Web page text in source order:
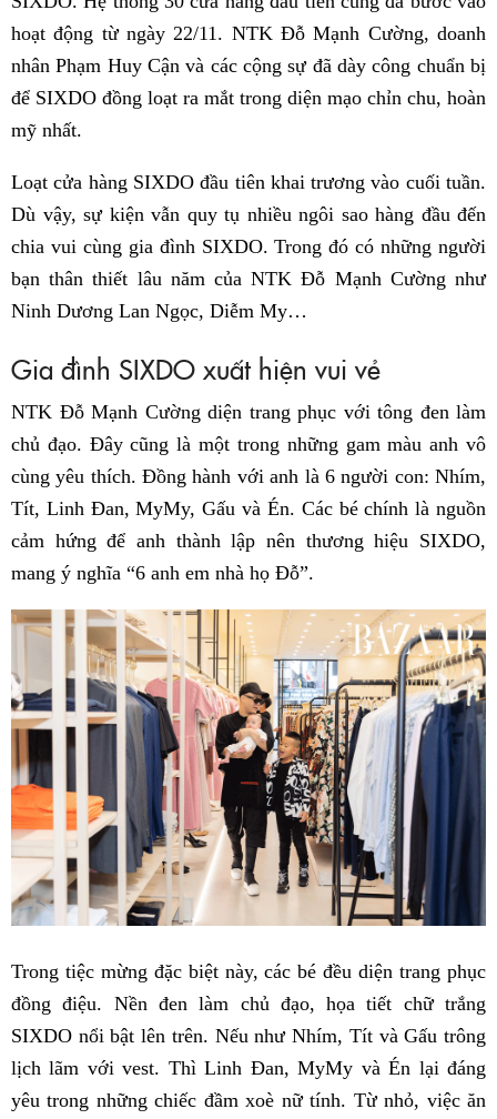
hoạt động từ ngày 22/11. NTK Đỗ Mạnh Cường, doanh
nhân Phạm Huy Cận và các cộng sự đã dày công chuẩn bị
để SIXDO đồng loạt ra mắt trong diện mạo chỉn chu, hoàn
mỹ nhất.
Loạt cửa hàng SIXDO đầu tiên khai trương vào cuối tuần.
Dù vậy, sự kiện vẫn quy tụ nhiều ngôi sao hàng đầu đến
chia vui cùng gia đình SIXDO. Trong đó có những người
bạn thân thiết lâu năm của NTK Đỗ Mạnh Cường như
Ninh Dương Lan Ngọc, Diễm My…
Gia đình SIXDO xuất hiện vui vẻ
NTK Đỗ Mạnh Cường diện trang phục với tông đen làm
chủ đạo. Đây cũng là một trong những gam màu anh vô
cùng yêu thích. Đồng hành với anh là 6 người con: Nhím,
Tít, Linh Đan, MyMy, Gấu và Én. Các bé chính là nguồn
cảm hứng để anh thành lập nên thương hiệu SIXDO,
mang ý nghĩa “6 anh em nhà họ Đỗ”.
Trong tiệc mừng đặc biệt này, các bé đều diện trang phục
đồng điệu. Nền đen làm chủ đạo, họa tiết chữ trắng
SIXDO nổi bật lên trên. Nếu như Nhím, Tít và Gấu trông
lịch lãm với vest. Thì Linh Đan, MyMy và Én lại đáng
yêu trong những chiếc đầm xoè nữ tính. Từ nhỏ, việc ăn